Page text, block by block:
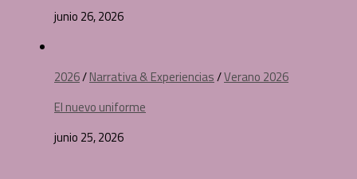
junio 26, 2026
2026/Narrativa & Experiencias/Verano 2026
El nuevo uniforme
junio 25, 2026